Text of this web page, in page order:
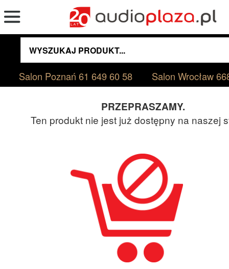
Salon Poznań61 649 60 58 Salon Wrocław
PRZEPRASZAMY.
Ten produkt nie jest już dostępny na naszej